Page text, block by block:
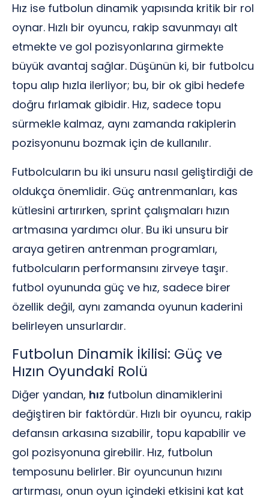
Hız ise futbolun dinamik yapısında kritik bir rol
oynar. Hızlı bir oyuncu, rakip savunmayı alt
etmekte ve gol pozisyonlarına girmekte
büyük avantaj sağlar. Düşünün ki, bir futbolcu
topu alıp hızla ilerliyor; bu, bir ok gibi hedefe
doğru fırlamak gibidir. Hız, sadece topu
sürmekle kalmaz, aynı zamanda rakiplerin
pozisyonunu bozmak için de kullanılır.
Futbolcuların bu iki unsuru nasıl geliştirdiği de
oldukça önemlidir. Güç antrenmanları, kas
kütlesini artırırken, sprint çalışmaları hızın
artmasına yardımcı olur. Bu iki unsuru bir
araya getiren antrenman programları,
futbolcuların performansını zirveye taşır.
futbol oyununda güç ve hız, sadece birer
özellik değil, aynı zamanda oyunun kaderini
belirleyen unsurlardır.
Futbolun Dinamik İkilisi: Güç ve
Hızın Oyundaki Rolü
Diğer yandan, hız futbolun dinamiklerini
değiştiren bir faktördür. Hızlı bir oyuncu, rakip
defansın arkasına sızabilir, topu kapabilir ve
gol pozisyonuna girebilir. Hız, futbolun
temposunu belirler. Bir oyuncunun hızını
artırması, onun oyun içindeki etkisini kat kat